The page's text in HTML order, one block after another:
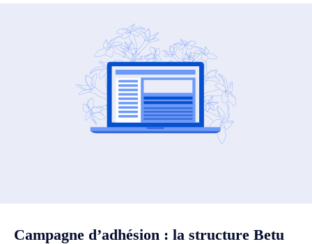
Campagne d’adhésion : la structure Betu